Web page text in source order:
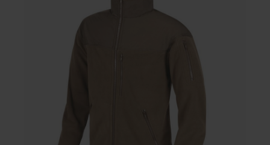
Smartphone, Dokumente, Handschuhe oder weiteres
Equipment. Durch den leicht verlängerten Rücken bleibt auch
beim Knien oder Bücken die Nierenpartie geschützt. Ob auf dem
Airsoft-Spielfeld, beim Wandern oder im professionellen
Einsatz – die Classic Army Jacket überzeugt durch Komfort,
Funktionalität und Langlebigkeit.